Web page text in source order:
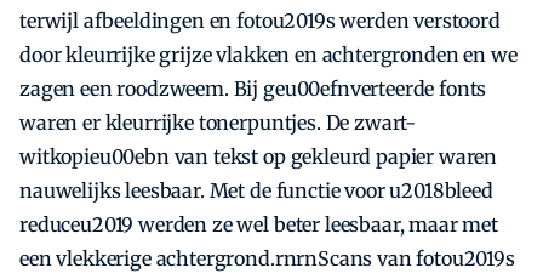
terwijl afbeeldingen en fotou2019s werden verstoord
door kleurrijke grijze vlakken en achtergronden en we
zagen een roodzweem. Bij geu00efnverteerde fonts
waren er kleurrijke tonerpuntjes. De zwart-
witkopieu00ebn van tekst op gekleurd papier waren
nauwelijks leesbaar. Met de functie voor u2018bleed
reduceu2019 werden ze wel beter leesbaar, maar met
een vlekkerige achtergrond.rnrnScans van fotou2019s